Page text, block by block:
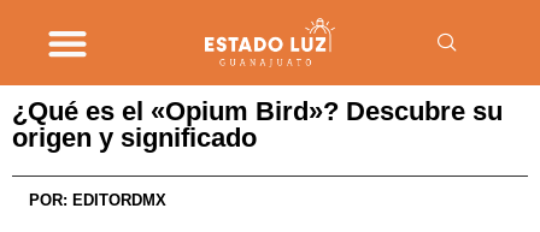
¿Qué es el «Opium Bird»? Descubre su
origen y significado
POR: EDITORDMX